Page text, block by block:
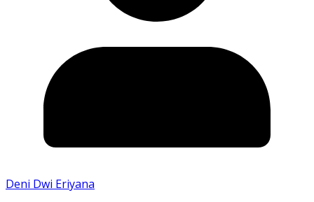
Deni Dwi Eriyana